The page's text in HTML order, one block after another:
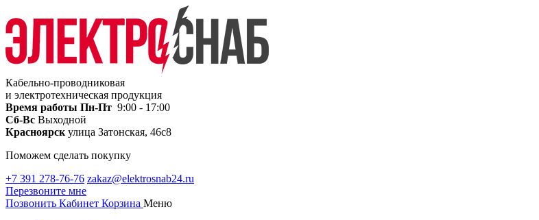
Кабельно-проводниковая
и электротехническая продукция
Время работы Пн-Пт 9:00 - 17:00
Сб-Вс Выходной
Красноярск улица Затонская, 46с8
Поможем сделать покупку
+7 391 278-76-76 zakaz@elektrosnab24.ru
Перезвоните мне
Позвонить Кабинет Корзина Меню